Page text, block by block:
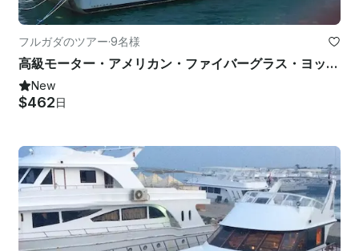
フルガダのツアー·9名様
高級モーター・アメリカン・ファイバーグラス・ヨット-ハルガダで紅海の冒険に出かけよう
New
$462日